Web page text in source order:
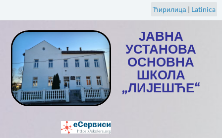
Ћирилица | Latinica
ЈАВНА
УСТАНОВА
ОСНОВНА
ШКОЛА
„ЛИЈЕШЋЕ“